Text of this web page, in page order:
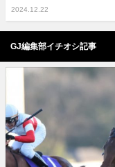
2024.12.22
GJ編集部イチオシ記事